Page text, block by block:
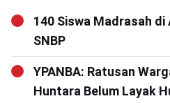
140 Siswa Madrasah di
SNBP
YPANBA: Ratusan
Huntara Belum Layak